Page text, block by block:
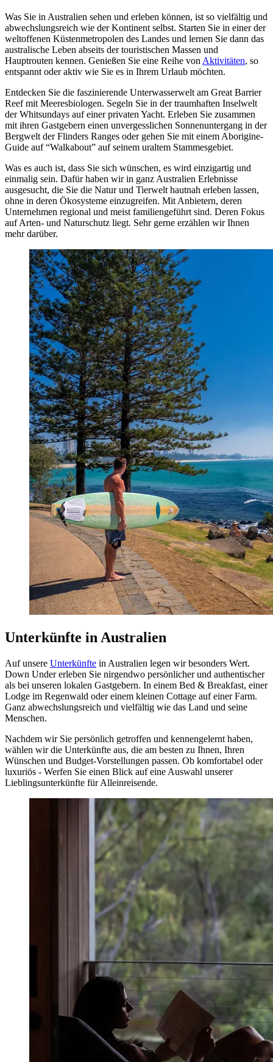
Was Sie in Australien sehen und erleben können, ist so vielfältig und
abwechslungsreich wie der Kontinent selbst. Starten Sie in einer der
weltoffenen Küstenmetropolen des Landes und lernen Sie dann das
australische Leben abseits der touristischen Massen und
Hauptrouten kennen. Genießen Sie eine Reihe von Aktivitäten, so
entspannt oder aktiv wie Sie es in Ihrem Urlaub möchten.
Entdecken Sie die faszinierende Unterwasserwelt am Great Barrier
Reef mit Meeresbiologen. Segeln Sie in der traumhaften Inselwelt
der Whitsundays auf einer privaten Yacht. Erleben Sie zusammen
mit ihren Gastgebern einen unvergesslichen Sonnenuntergang in der
Bergwelt der Flinders Ranges oder gehen Sie mit einem Aborigine-
Guide auf “Walkabout” auf seinem uraltem Stammesgebiet.
Was es auch ist, dass Sie sich wünschen, es wird einzigartig und
einmalig sein. Dafür haben wir in ganz Australien Erlebnisse
ausgesucht, die Sie die Natur und Tierwelt hautnah erleben lassen,
ohne in deren Ökosysteme einzugreifen. Mit Anbietern, deren
Unternehmen regional und meist familiengeführt sind. Deren Fokus
auf Arten- und Naturschutz liegt. Sehr gerne erzählen wir Ihnen
mehr darüber.
Unterkünfte in Australien
Auf unsere Unterkünfte in Australien legen wir besonders Wert.
Down Under erleben Sie nirgendwo persönlicher und authentischer
als bei unseren lokalen Gastgebern. In einem Bed & Breakfast, einer
Lodge im Regenwald oder einem kleinen Cottage auf einer Farm.
Ganz abwechslungsreich und vielfältig wie das Land und seine
Menschen.
Nachdem wir Sie persönlich getroffen und kennengelernt haben,
wählen wir die Unterkünfte aus, die am besten zu Ihnen, Ihren
Wünschen und Budget-Vorstellungen passen. Ob komfortabel oder
luxuriös - Werfen Sie einen Blick auf eine Auswahl unserer
Lieblingsunterkünfte für Alleinreisende.